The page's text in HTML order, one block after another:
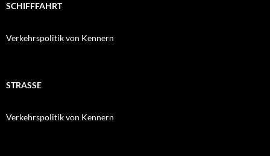
SCHIFFFAHRT
Verkehrspolitik von Kennern
STRASSE
Verkehrspolitik von Kennern